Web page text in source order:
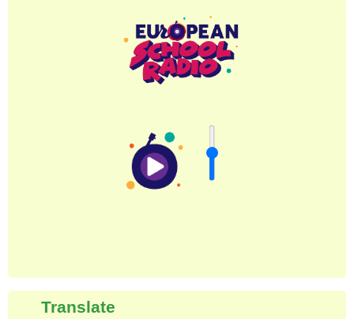
Translate